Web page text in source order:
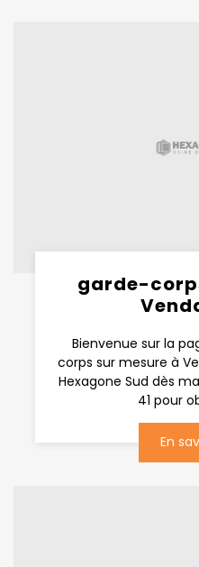
garde-
Bienvenue sur la
corps sur mesure à
Hexagone Sud dès
41 pour
En